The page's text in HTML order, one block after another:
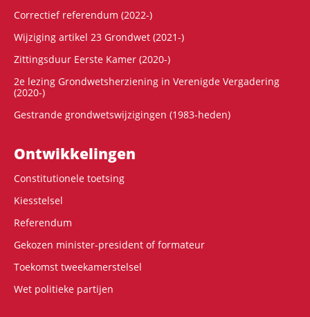
Correctief referendum (2022-)
Wijziging artikel 23 Grondwet (2021-)
Zittingsduur Eerste Kamer (2020-)
2e lezing Grondwetsherziening in Verenigde Vergadering
(2020-)
Gestrande grondwetswijzigingen (1983-heden)
Ontwikke­lingen
Constitutionele toetsing
Kiesstelsel
Referendum
Gekozen minister-president of formateur
Toekomst tweekamerstelsel
Wet politieke partijen